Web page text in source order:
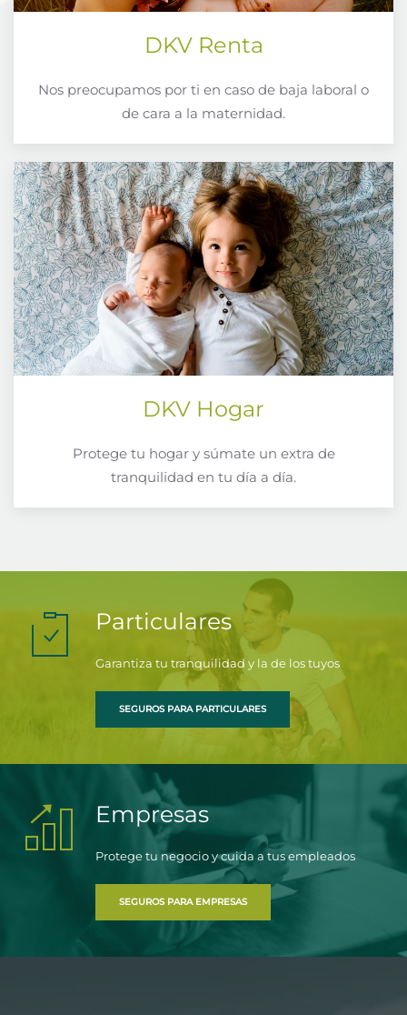
DKV Renta
Nos preocupamos por ti en caso de baja laboral o
de cara a la maternidad.
DKV Hogar
Protege tu hogar y súmate un extra de
tranquilidad en tu día a día.
Particulares
Garantiza tu tranquilidad y la de los tuyos
SEGUROS PARA PARTICULARES
Empresas
Protege tu negocio y cuida a tus empleados
SEGUROS PARA EMPRESAS